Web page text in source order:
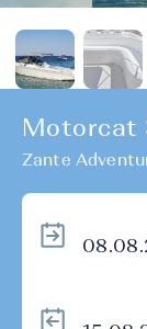
Motorcat
Zante